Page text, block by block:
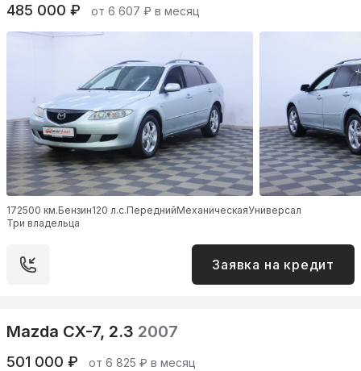
485 000 ₽ от 6 607 ₽ в месяц
172500 км.Бензин120 л.с.ПереднийМеханическаяУниверсал
Три владельца
Заявка на кредит
Mazda CX-7, 2.3 2007
501 000 ₽ от 6 825 ₽ в месяц